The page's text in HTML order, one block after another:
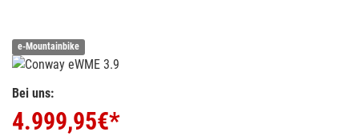
e-Mountainbike
Bei uns:
4.999,95€*